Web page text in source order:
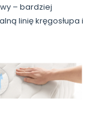
– bardziej
linię kręgosłupa i